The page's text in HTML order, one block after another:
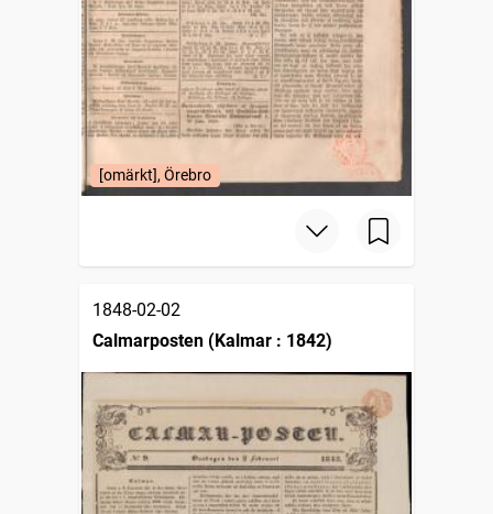
[omärkt], Örebro
1848-02-02
Calmarposten (Kalmar : 1842)